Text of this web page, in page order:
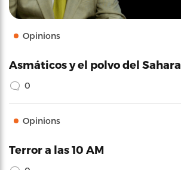
Opinions
Asmáticos y el polvo del Sahara
0
Opinions
Terror a las 10 AM